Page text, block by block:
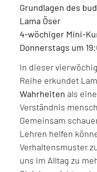
Grundlagen des
Lama Öser
4-wöchiger Mini-
Donnerstags um
In dieser
Reihe erkundet
Wahrheiten als
Verständnis
Gemeinsam
Lehren helfen
Verhaltensmuster
uns im Alltag zu